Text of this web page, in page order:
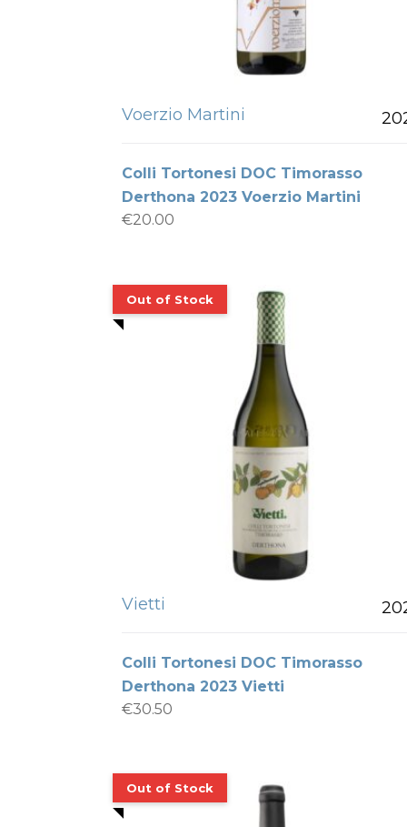
Voerzio Martini
Colli Tortonesi DOC Timorasso
Derthona 2023 Voerzio Martini
€20.00
Vietti
Colli Tortonesi DOC Timorasso
Derthona 2023 Vietti
€30.50